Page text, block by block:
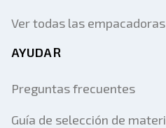
Ver todas las
AYUDAR
Preguntas frecuentes
Guía de selección de